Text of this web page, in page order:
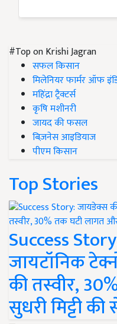
#Top on Krishi Jagran
सफल किसान
मिलेनियर फार्मर ऑफ
महिंद्रा ट्रैक्टर्स
कृषि मशीनरी
जायद की फसल
बिज़नेस आइडियाज
पीएम किसान
Top Stories
Success
जायटॉनिक
की तस्वीर,
सुधरी मिट्टी